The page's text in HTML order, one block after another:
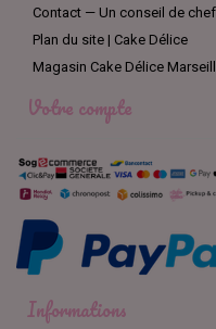
Contact — Un conseil de
Plan du site | Cake Délice
Magasin Cake Délice
Votre compte
Informations